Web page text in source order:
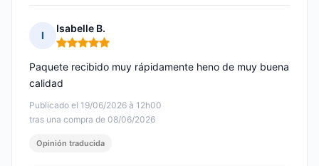
I
Isabelle B.
Nota: 5 de 5
Publicado el 19/06/2026 à 12h00
tras una compra de 08/06/2026
Paquete recibido muy rápidamente heno de muy buena
calidad
Opinión traducida